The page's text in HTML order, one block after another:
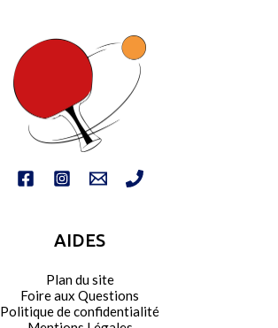
AIDES
Plan du site
Foire aux Questions
Politique de confidentialité